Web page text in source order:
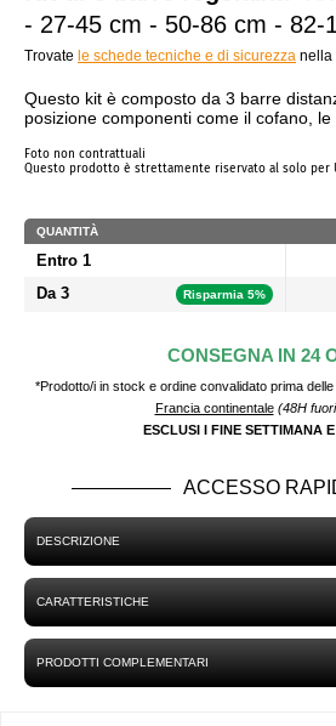
- 27-45 cm - 50-86 cm - 82-
Trovate le schede tecniche e di sicurezza nella
Questo kit è composto da 3 barre
posizione componenti come il cofano, le
Foto non contrattuali
Questo prodotto è strettamente riservato al solo per
QUANTITÀ
Entro 1
Da 3 Risparmia 5%
CONSEGNA IN 24
*Prodotto/i in stock e ordine convalidato prima
Francia continentale (48H
ESCLUSI I FINE SETTIMANA
ACCESSO
DESCRIZIONE
CARATTERISTICHE
PRODOTTI COMPLEMENTARI